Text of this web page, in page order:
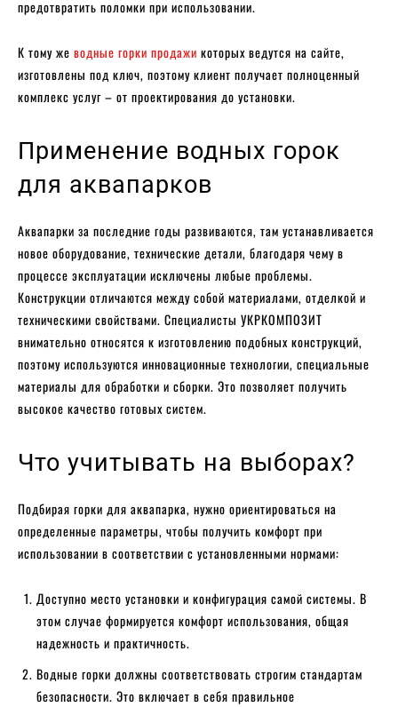
предотвратить поломки при использовании.
К тому же водные горки продажи которых ведутся на сайте,
изготовлены под ключ, поэтому клиент получает полноценный
комплекс услуг – от проектирования до установки.
Применение водных горок
для аквапарков
Аквапарки за последние годы развиваются, там устанавливается
новое оборудование, технические детали, благодаря чему в
процессе эксплуатации исключены любые проблемы.
Конструкции отличаются между собой материалами, отделкой и
техническими свойствами. Специалисты УКРКОМПОЗИТ
внимательно относятся к изготовлению подобных конструкций,
поэтому используются инновационные технологии, специальные
материалы для обработки и сборки. Это позволяет получить
высокое качество готовых систем.
Что учитывать на выборах?
Подбирая горки для аквапарка, нужно ориентироваться на
определенные параметры, чтобы получить комфорт при
использовании в соответствии с установленными нормами:
Доступно место установки и конфигурация самой системы. В
этом случае формируется комфорт использования, общая
надежность и практичность.
Водные горки должны соответствовать строгим стандартам
безопасности. Это включает в себя правильное